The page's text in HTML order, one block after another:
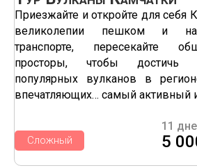
Приезжайте и откройте для себя
великолепии пешком и на
транспорте, пересекайте
просторы, чтобы
популярных вулканов в
впечатляющих… самый активный
11
5
Сложный